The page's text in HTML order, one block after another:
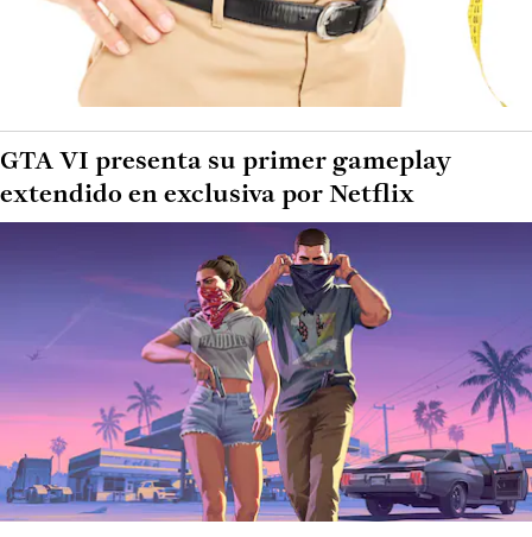
GTA VI presenta su primer gameplay
extendido en exclusiva por Netflix